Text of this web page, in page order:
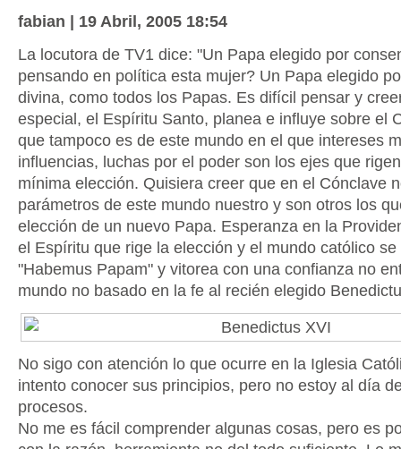
fabian | 19 Abril, 2005 18:54
La locutora de TV1 dice: "Un Papa elegido por
pensando en política esta mujer? Un Papa elegido
divina, como todos los Papas. Es difícil pensar y
especial, el Espíritu Santo, planea e influye sobre el
que tampoco es de este mundo en el que intereses
influencias, luchas por el poder son los ejes que
mínima elección. Quisiera creer que en el Cónclave
parámetros de este mundo nuestro y son otros los
elección de un nuevo Papa. Esperanza en la
el Espíritu que rige la elección y el mundo católico
"Habemus Papam" y vitorea con una confianza no
mundo no basado en la fe al recién elegido
No sigo con atención lo que ocurre en la Iglesia
intento conocer sus principios, pero no estoy al día
procesos.
No me es fácil comprender algunas cosas, pero es